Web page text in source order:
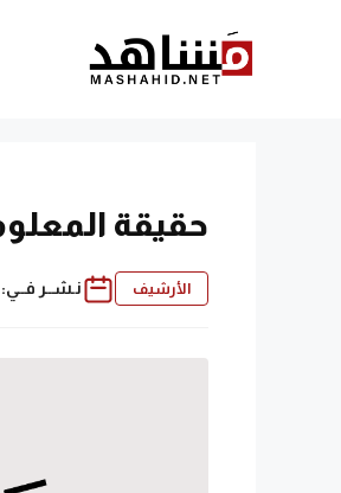
حقيقة
الأرشيف نـشــر فــي: